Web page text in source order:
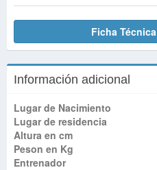
Ficha Técnica
Información adicional
Lugar de Nacimiento
Lugar de residencia
Altura en cm
Peson en Kg
Entrenador